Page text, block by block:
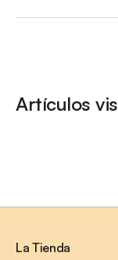
Artículos
La Tienda